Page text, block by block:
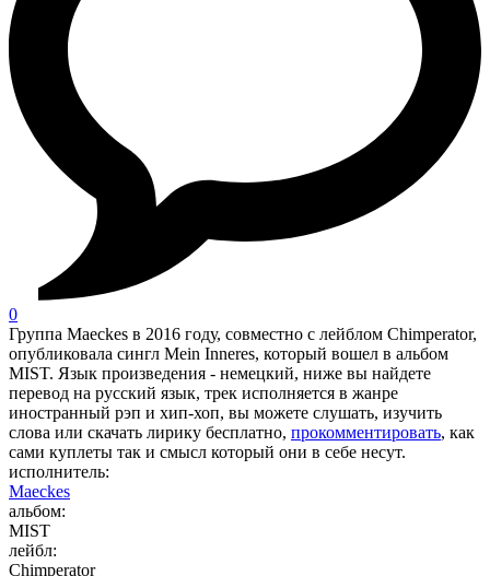
0
Группа Maeckes в 2016 году, совместно с лейблом Chimperator,
опубликовала сингл Mein Inneres, который вошел в альбом
MIST. Язык произведения - немецкий, ниже вы найдете
перевод на русский язык, трек исполняется в жанре
иностранный рэп и хип-хоп, вы можете слушать, изучить
слова или скачать лирику бесплатно, прокомментировать, как
сами куплеты так и смысл который они в себе несут.
исполнитель:
Maeckes
альбом:
MIST
лейбл:
Chimperator